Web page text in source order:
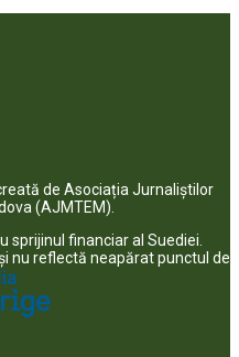
de Asociația Jurnaliștilor
(AJMTEM).
sprijinul financiar al Suediei.
nu reflectă neapărat punctul de